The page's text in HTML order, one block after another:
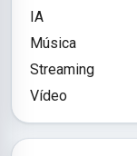
IA
Música
Streaming
Vídeo